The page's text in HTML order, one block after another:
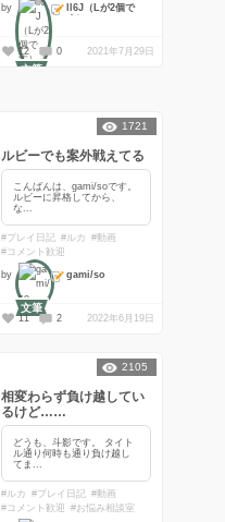
by
文筆
ll6J（Lが2個で
す）
12 0 2021年7月29日
ルビーでも案外戦えてる
こんばんは、gami/soです。
ルビーに昇格してから、
な...
#プレイ日記 #ルカ #動画
#コメント歓迎
by
文筆
gami/so
1721
11 2 2022年6月19日
相変わらず負け越してい
るけど……
どうも、斗影です。 タイト
ル通り何時も通り負け越し
てま...
#ルカ #プレイ日記 #動画
#コメント歓迎 #お悩み相談室
2105